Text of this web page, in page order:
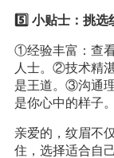
5️⃣ 小贴士：挑
①经验丰富：查
人士。②技术精
是王道。③沟通
是你心中的样子
亲爱的，纹眉不
住，选择适合自